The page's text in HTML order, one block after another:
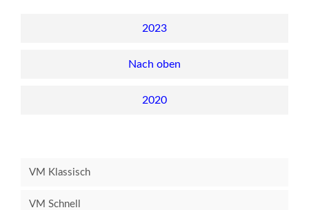
2023
Nach oben
2020
VM Klassisch
VM Schnell